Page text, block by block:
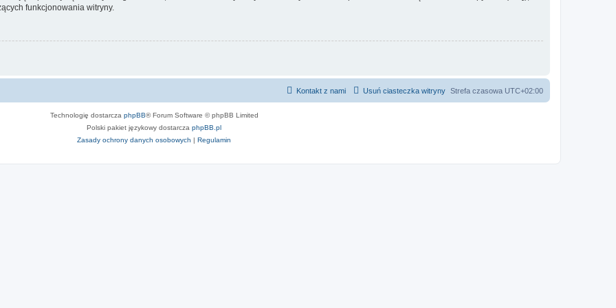
funkcjonowania witryny.
Strefa czasowa UTC+02:00
Usuń ciasteczka witryny
Kontakt z nami
Technologię dostarcza phpBB® Forum Software © phpBB Limited
Polski pakiet językowy dostarcza phpBB.pl
Zasady ochrony danych osobowych | Regulamin